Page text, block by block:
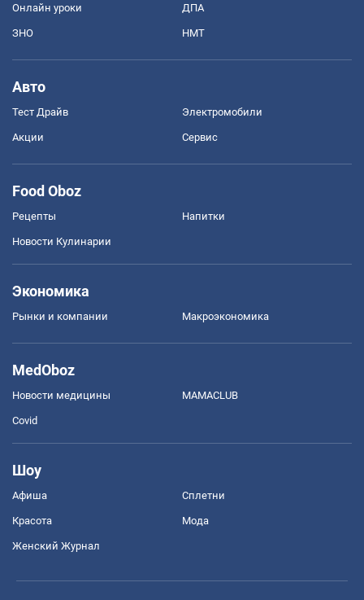
Онлайн уроки ДПА
ЗНО НМТ
Авто
Тест Драйв Электромобили
Акции Сервис
Food Oboz
Рецепты Напитки
Новости Кулинарии
Экономика
Рынки и компании Mакроэкономика
MedOboz
Новости медицины MAMACLUB
Covid
Шоу
Афиша Сплетни
Красота Мода
Женский Журнал